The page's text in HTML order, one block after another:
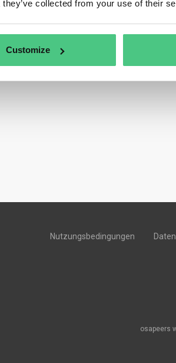
collected from your use of their
Customize
EUDAMED (EU) und GUDID (USA)
für mehrere Märkte.
(wie ) zur Aufrechterhaltung der
Nutzungsbedingungen
osapeers